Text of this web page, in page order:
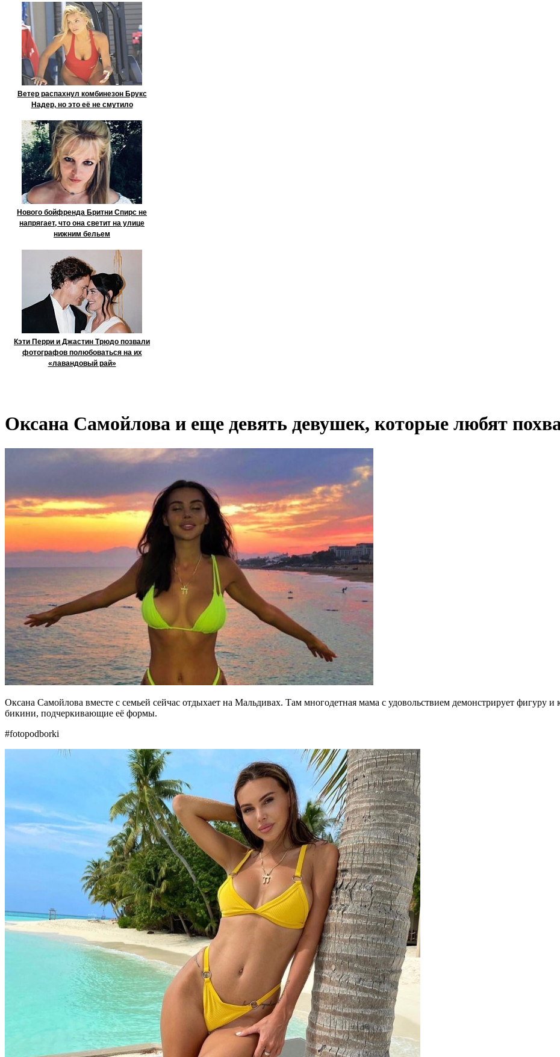
Ветер распахнул комбинезон Брукс
Надер, но это её не смутило
Нового бойфренда Бритни Спирс не
напрягает, что она светит на улице
нижним бельем
Кэти Перри и Джастин Трюдо позвали
фотографов полюбоваться на их
«лавандовый рай»
Оксана Самойлова и еще девять девушек, которые любят
Оксана Самойлова вместе с семьей сейчас отдыхает на Мальдивах. Там многодетная мама с удовольствием демонстрирует фигуру
бикини, подчеркивающие её формы.
#fotopodborki